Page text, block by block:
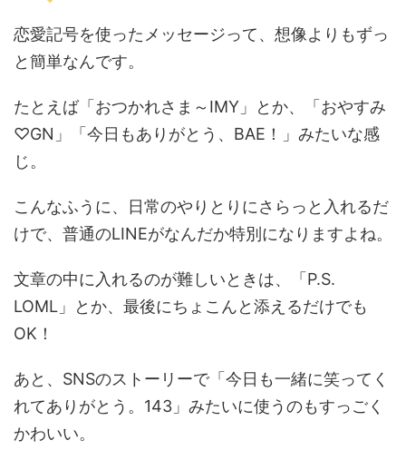
恋愛記号を使ったメッセージって、想像よりもずっ
と簡単なんです。
たとえば「おつかれさま～IMY」とか、「おやすみ
♡GN」「今日もありがとう、BAE！」みたいな感
じ。
こんなふうに、日常のやりとりにさらっと入れるだ
けで、普通のLINEがなんだか特別になりますよね。
文章の中に入れるのが難しいときは、「P.S.
LOML」とか、最後にちょこんと添えるだけでも
OK！
あと、SNSのストーリーで「今日も一緒に笑ってく
れてありがとう。143」みたいに使うのもすっごく
かわいい。